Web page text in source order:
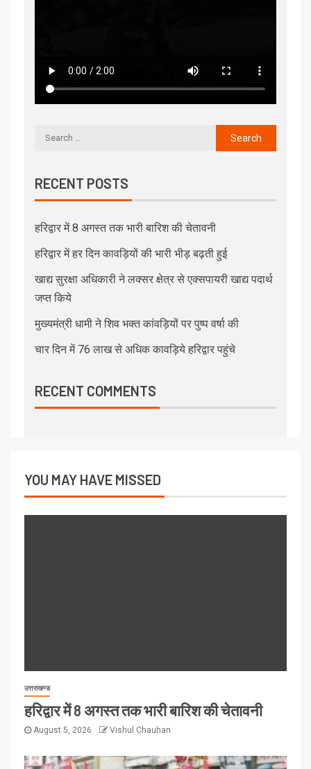
RECENT POSTS
हरिद्वार में 8 अगस्त तक भारी बारिश की चेतावनी
हरिद्वार में हर दिन कावड़ियों की भारी भीड़ बढ़ती हुई
खाद्य सुरक्षा अधिकारी ने लक्सर क्षेत्र से एक्सपायरी खाद्य पदार्थ
जप्त किये
मुख्यमंत्री धामी ने शिव भक्त कांवड़ियों पर पुष्प वर्षा की
चार दिन में 76 लाख से अधिक कावड़िये हरिद्वार पहुंचे
RECENT COMMENTS
YOU MAY HAVE MISSED
उत्तराखण्ड
हरिद्वार में 8 अगस्त तक भारी बारिश की चेतावनी
August 5, 2026 Vishul Chauhan